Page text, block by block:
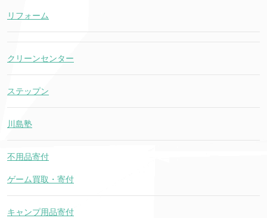
リフォーム
クリーンセンター
ステップン
川島塾
不用品寄付
ゲーム買取・寄付
キャンプ用品寄付